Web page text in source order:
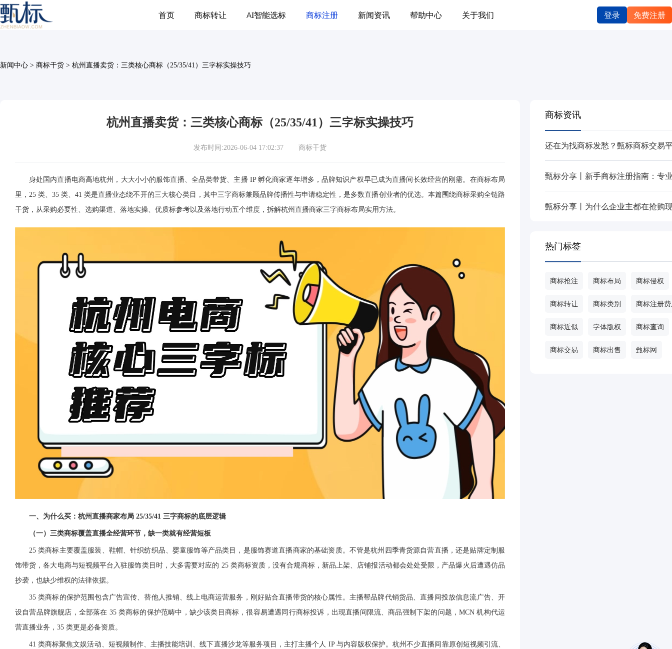
首页 商标转让 AI智能选标 商标注册 新闻资讯 帮助中心 关于我们 登录 免费注册
新闻中心 > 商标干货 > 杭州直播卖货：三类核心商标（25/35/41）三字标实操技巧
杭州直播卖货：三类核心商标（25/35/41）三字标实操技巧
发布时间:2026-06-04 17:02:37 商标干货
身处国内直播电商高地杭州，大大小小的服饰直播、全品类带货、主播 IP 孵化商家逐年增多，品牌知识产权早已成为直播间长效经营的刚需。在商标布局
里，25 类、35 类、41 类是直播业态绕不开的三大核心类目，其中三字商标兼顾品牌传播性与申请稳定性，是多数直播创业者的优选。本篇围绕商标采购全链路
干货，从采购必要性、选购渠道、落地实操、优质标参考以及落地行动五个维度，拆解杭州直播商家三字商标布局实用方法。
一、为什么买：杭州直播商家布局 25/35/41 三字商标的底层逻辑
（一）三类商标覆盖直播全经营环节，缺一类就有经营短板
25 类商标主要覆盖服装、鞋帽、针织纺织品、婴童服饰等产品类目，是服饰赛道直播商家的基础资质。不管是杭州四季青货源自营直播，还是贴牌定制服
饰带货，各大电商与短视频平台入驻服饰类目时，大多需要对应的 25 类商标资质，没有合规商标，新品上架、店铺报活动都会处处受限，产品爆火后遭遇仿品
抄袭，也缺少维权的法律依据。
35 类商标的保护范围包含广告宣传、替他人推销、线上电商运营服务，刚好贴合直播带货的核心属性。主播帮品牌代销货品、直播间投放信息流广告、开
设自营品牌旗舰店，全部落在 35 类商标的保护范畴中，缺少该类目商标，很容易遭遇同行商标投诉，出现直播间限流、商品强制下架的问题，MCN 机构代运
营直播业务，35 类更是必备资质。
41 类商标聚焦文娱活动、短视频制作、主播技能培训、线下直播沙龙等服务项目，主打主播个人 IP 与内容版权保护。杭州不少直播间靠原创短视频引流、
商标资讯
热门标签
商标抢注 商标布局 商标侵权
商标转让 商标类别 商标注册
商标近似 字体版权 商标查询
商标交易 商标出售 甄标网